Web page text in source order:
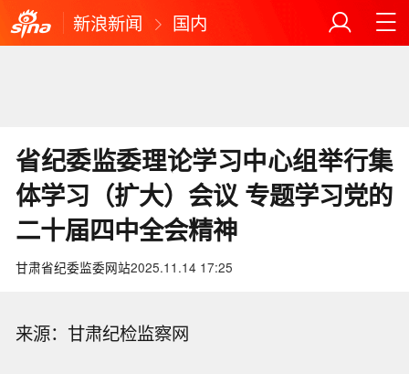
新浪新闻 国内
省纪委监委理论学习中心组举行集
体学习（扩大）会议 专题学习党的
二十届四中全会精神
甘肃省纪委监委网站2025.11.14 17:25
来源：甘肃纪检监察网